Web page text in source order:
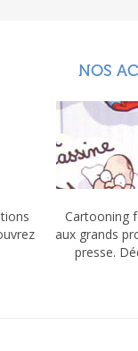
NOS
Cartooning
aux grands
presse.